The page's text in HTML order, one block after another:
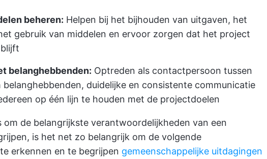
beheren: Helpen bij het bijhouden van uitgaven, het
gebruik van middelen en ervoor zorgen dat het project
belanghebbenden: Optreden als contactpersoon tussen
duidelijke en consistente communicatie
op één lijn te houden met de projectdoelen
om de belangrijkste verantwoordelijkheden van een
is het net zo belangrijk om de volgende
erkennen en te begrijpen gemeenschappelijke uitdagingen